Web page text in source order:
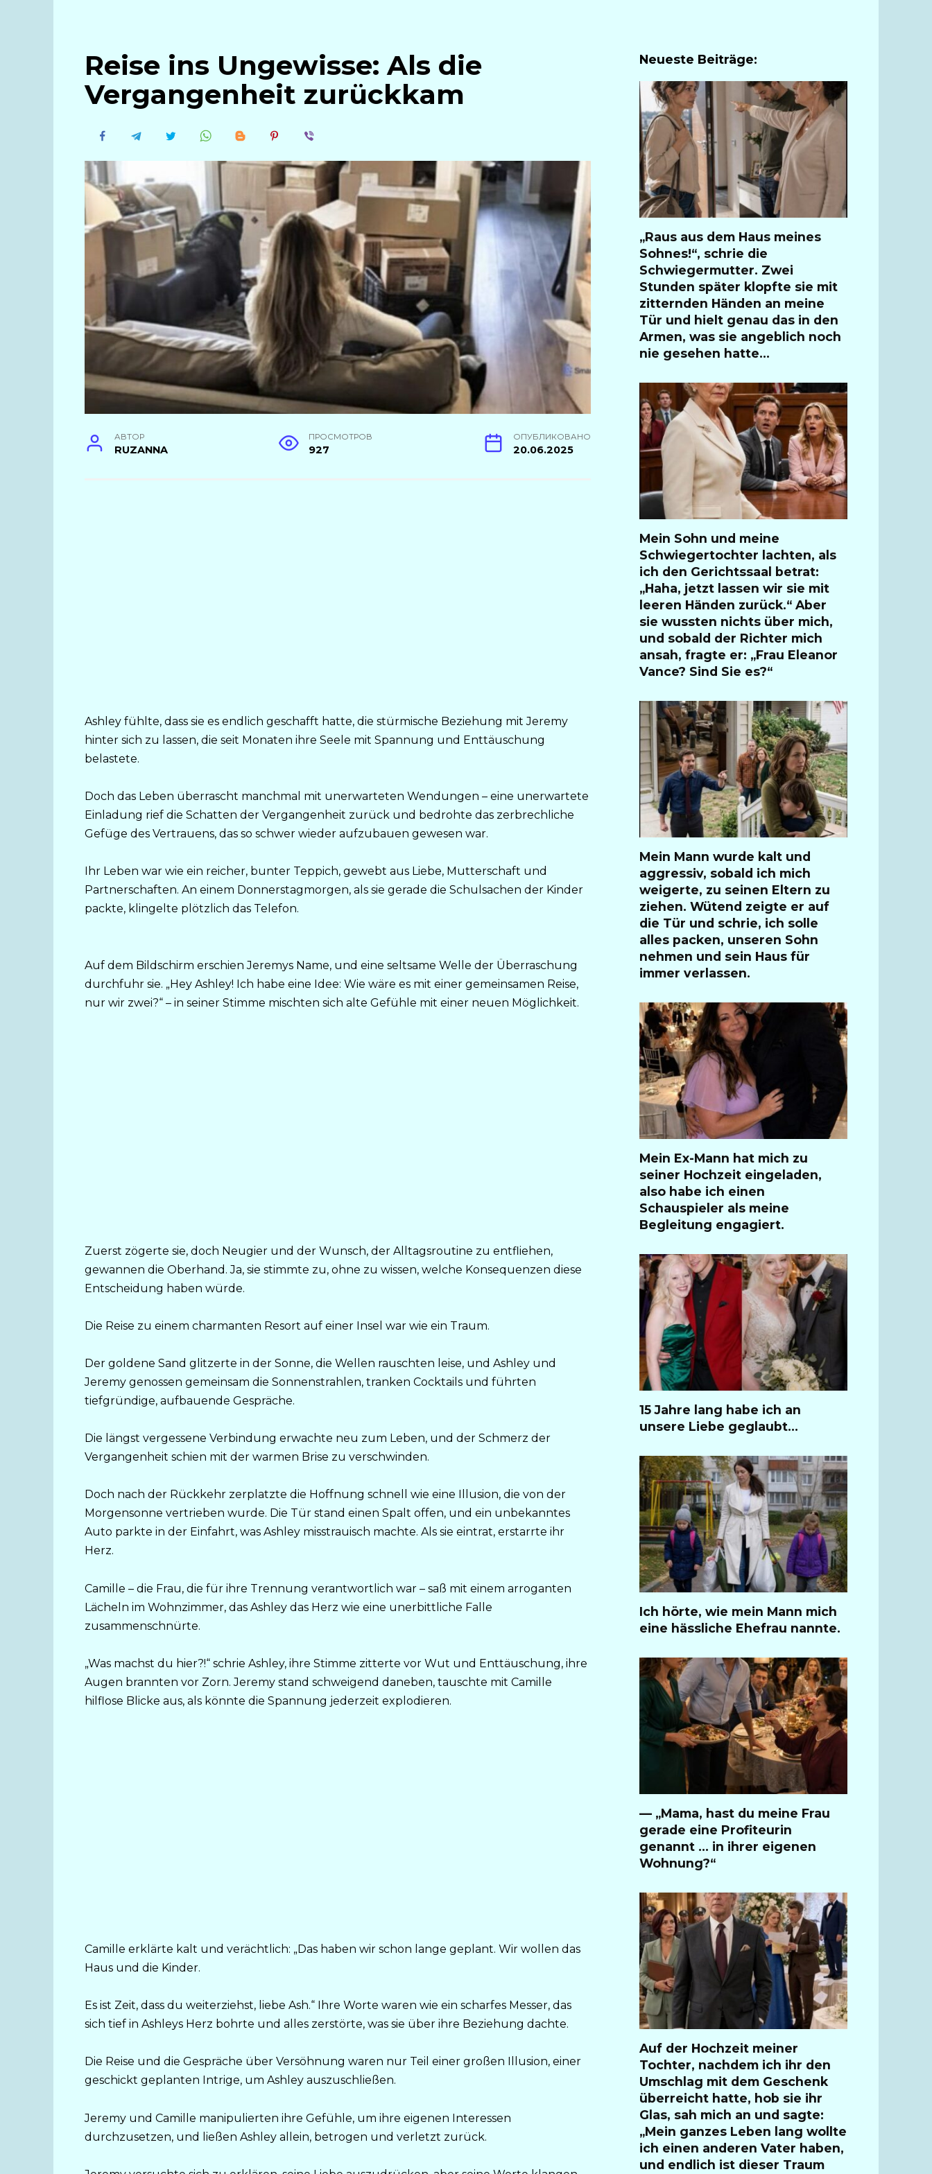
Reise ins Ungewisse: Als die
Vergangenheit zurückkam
АВТОР
RUZANNA
ПРОСМОТРОВ
927
ОПУБЛИКОВАНО
20.06.2025
Ashley fühlte, dass sie es endlich geschafft hatte, die stürmische Beziehung mit Jeremy
hinter sich zu lassen, die seit Monaten ihre Seele mit Spannung und Enttäuschung
belastete.
Doch das Leben überrascht manchmal mit unerwarteten Wendungen – eine unerwartete
Einladung rief die Schatten der Vergangenheit zurück und bedrohte das zerbrechliche
Gefüge des Vertrauens, das so schwer wieder aufzubauen gewesen war.
Ihr Leben war wie ein reicher, bunter Teppich, gewebt aus Liebe, Mutterschaft und
Partnerschaften. An einem Donnerstagmorgen, als sie gerade die Schulsachen der Kinder
packte, klingelte plötzlich das Telefon.
Auf dem Bildschirm erschien Jeremys Name, und eine seltsame Welle der Überraschung
durchfuhr sie. „Hey Ashley! Ich habe eine Idee: Wie wäre es mit einer gemeinsamen Reise,
nur wir zwei?“ – in seiner Stimme mischten sich alte Gefühle mit einer neuen Möglichkeit.
Zuerst zögerte sie, doch Neugier und der Wunsch, der Alltagsroutine zu entfliehen,
gewannen die Oberhand. Ja, sie stimmte zu, ohne zu wissen, welche Konsequenzen diese
Entscheidung haben würde.
Die Reise zu einem charmanten Resort auf einer Insel war wie ein Traum.
Der goldene Sand glitzerte in der Sonne, die Wellen rauschten leise, und Ashley und
Jeremy genossen gemeinsam die Sonnenstrahlen, tranken Cocktails und führten
tiefgründige, aufbauende Gespräche.
Die längst vergessene Verbindung erwachte neu zum Leben, und der Schmerz der
Vergangenheit schien mit der warmen Brise zu verschwinden.
Doch nach der Rückkehr zerplatzte die Hoffnung schnell wie eine Illusion, die von der
Morgensonne vertrieben wurde. Die Tür stand einen Spalt offen, und ein unbekanntes
Auto parkte in der Einfahrt, was Ashley misstrauisch machte. Als sie eintrat, erstarrte ihr
Herz.
Camille – die Frau, die für ihre Trennung verantwortlich war – saß mit einem arroganten
Lächeln im Wohnzimmer, das Ashley das Herz wie eine unerbittliche Falle
zusammenschnürte.
„Was machst du hier?!“ schrie Ashley, ihre Stimme zitterte vor Wut und Enttäuschung, ihre
Augen brannten vor Zorn. Jeremy stand schweigend daneben, tauschte mit Camille
hilflose Blicke aus, als könnte die Spannung jederzeit explodieren.
Camille erklärte kalt und verächtlich: „Das haben wir schon lange geplant. Wir wollen das
Haus und die Kinder.
Es ist Zeit, dass du weiterziehst, liebe Ash.“ Ihre Worte waren wie ein scharfes Messer, das
sich tief in Ashleys Herz bohrte und alles zerstörte, was sie über ihre Beziehung dachte.
Die Reise und die Gespräche über Versöhnung waren nur Teil einer großen Illusion, einer
geschickt geplanten Intrige, um Ashley auszuschließen.
Jeremy und Camille manipulierten ihre Gefühle, um ihre eigenen Interessen
durchzusetzen, und ließen Ashley allein, betrogen und verletzt zurück.
Neueste Beiträge:
„Raus aus dem Haus meines
Sohnes!“, schrie die
Schwiegermutter. Zwei
Stunden später klopfte sie mit
zitternden Händen an meine
Tür und hielt genau das in den
Armen, was sie angeblich noch
nie gesehen hatte…
Mein Sohn und meine
Schwiegertochter lachten, als
ich den Gerichtssaal betrat:
„Haha, jetzt lassen wir sie mit
leeren Händen zurück.“ Aber
sie wussten nichts über mich,
und sobald der Richter mich
ansah, fragte er: „Frau Eleanor
Vance? Sind Sie es?“
Mein Mann wurde kalt und
aggressiv, sobald ich mich
weigerte, zu seinen Eltern zu
ziehen. Wütend zeigte er auf
die Tür und schrie, ich solle
alles packen, unseren Sohn
nehmen und sein Haus für
immer verlassen.
Mein Ex-Mann hat mich zu
seiner Hochzeit eingeladen,
also habe ich einen
Schauspieler als meine
Begleitung engagiert.
15 Jahre lang habe ich an
unsere Liebe geglaubt…
Ich hörte, wie mein Mann mich
eine hässliche Ehefrau nannte.
— „Mama, hast du meine Frau
gerade eine Profiteurin
genannt … in ihrer eigenen
Wohnung?“
Auf der Hochzeit meiner
Tochter, nachdem ich ihr den
Umschlag mit dem Geschenk
überreicht hatte, hob sie ihr
Glas, sah mich an und sagte:
„Mein ganzes Leben lang wollte
ich einen anderen Vater haben,
und endlich ist dieser Traum